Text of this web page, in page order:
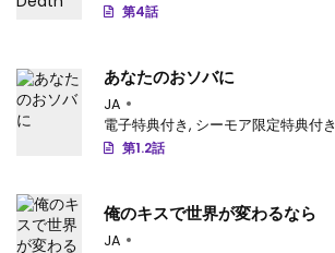
第4話
あなたのおソバに
JA
電子特典付き, シーモア限定特典付き
第1.2話
俺のキスで世界が変わるなら
JA